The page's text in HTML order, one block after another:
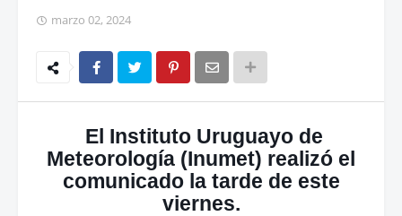
marzo 02, 2024
El Instituto Uruguayo de
Meteorología (Inumet) realizó el
comunicado la tarde de este
viernes.